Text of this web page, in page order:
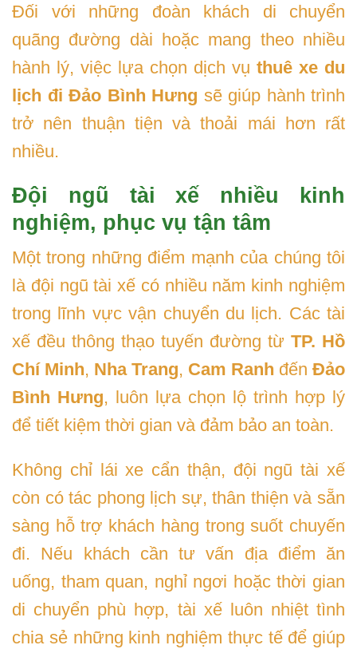
Đối với những đoàn khách di chuyển
quãng đường dài hoặc mang theo nhiều
hành lý, việc lựa chọn dịch vụ thuê xe du
lịch đi Đảo Bình Hưng sẽ giúp hành trình
trở nên thuận tiện và thoải mái hơn rất
nhiều.
Đội ngũ tài xế nhiều kinh
nghiệm, phục vụ tận tâm
Một trong những điểm mạnh của chúng tôi
là đội ngũ tài xế có nhiều năm kinh nghiệm
trong lĩnh vực vận chuyển du lịch. Các tài
xế đều thông thạo tuyến đường từ TP. Hồ
Chí Minh, Nha Trang, Cam Ranh đến Đảo
Bình Hưng, luôn lựa chọn lộ trình hợp lý
để tiết kiệm thời gian và đảm bảo an toàn.
Không chỉ lái xe cẩn thận, đội ngũ tài xế
còn có tác phong lịch sự, thân thiện và sẵn
sàng hỗ trợ khách hàng trong suốt chuyến
đi. Nếu khách cần tư vấn địa điểm ăn
uống, tham quan, nghỉ ngơi hoặc thời gian
di chuyển phù hợp, tài xế luôn nhiệt tình
chia sẻ những kinh nghiệm thực tế để giúp